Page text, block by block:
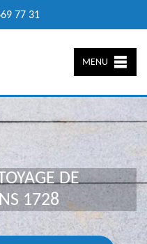
77 31
MENU
DE
1728